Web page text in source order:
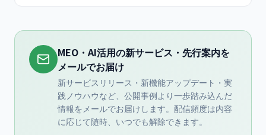
MEO・AI活用の新サービス・先行案内を
メールでお届け
新サービスリリース・新機能アップデート・実
践ノウハウなど、公開事例より一歩踏み込んだ
情報をメールでお届けします。配信頻度は内容
に応じて随時、いつでも解除できます。